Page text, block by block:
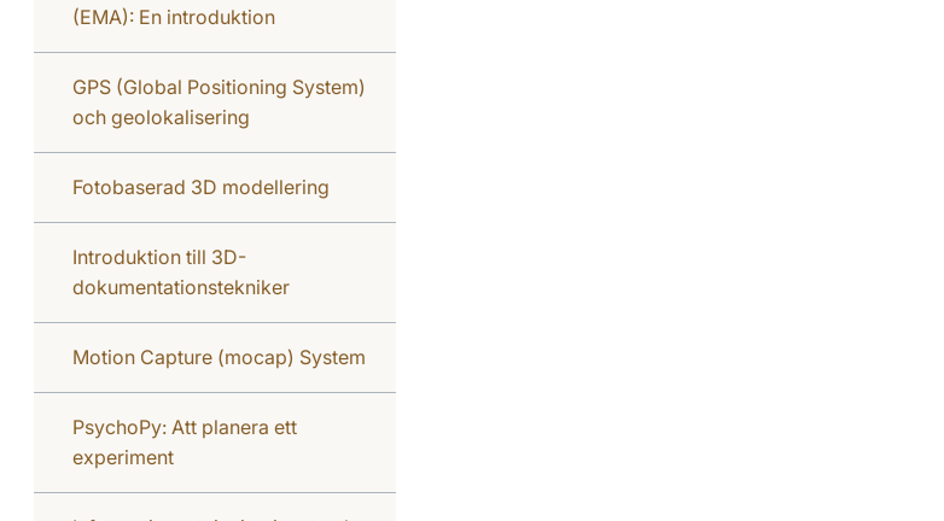
(EMA): En introduktion
GPS (Global Positioning System)
och geolokalisering
Fotobaserad 3D modellering
Introduktion till 3D-
dokumentationstekniker
Motion Capture (mocap) System
PsychoPy: Att planera ett
experiment